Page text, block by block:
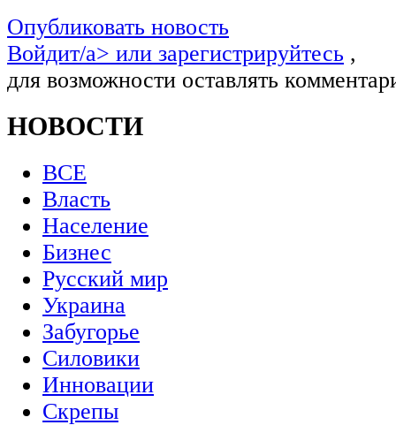
Опубликовать новость
Войдит/a> или зарегистрируйтесь ,
для возможности оставлять
НОВОСТИ
ВСЕ
Власть
Население
Бизнес
Русский мир
Украина
Забугорье
Силовики
Инновации
Скрепы